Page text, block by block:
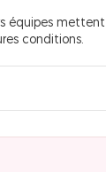
équipes
conditions.